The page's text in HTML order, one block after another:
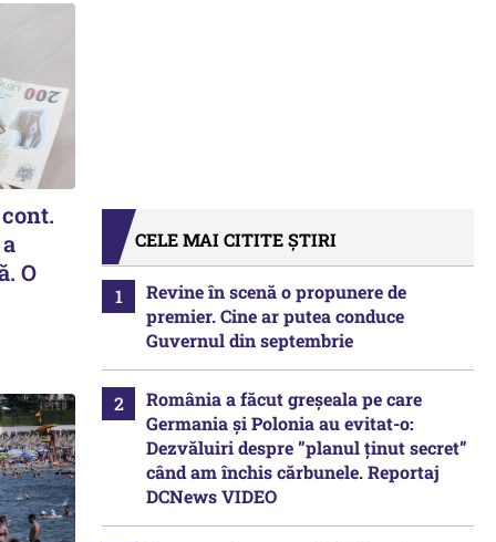
O
CELE MAI CITITE ȘTIRI
Revine în scenă o propunere de
premier. Cine ar putea conduce
Guvernul din septembrie
România a făcut greșeala pe care
Germania și Polonia au evitat-o:
Dezvăluiri despre ”planul ținut secret”
când am închis cărbunele. Reportaj
DCNews VIDEO